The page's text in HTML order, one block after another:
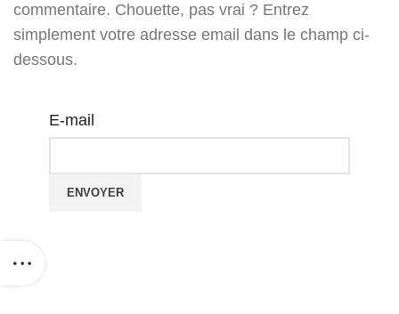
commentaire. Chouette, pas vrai ? Entrez
simplement votre adresse email dans le champ ci-
dessous.
E-mail